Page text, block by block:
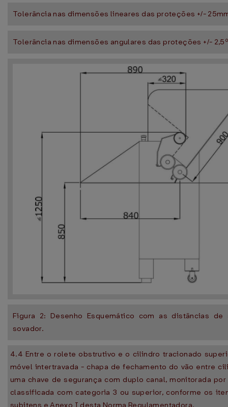
Tolerância nas dimensões lineares das proteções +/-
Tolerância nas dimensões angulares das proteções +/-
Figura 2: Desenho Esquemático com as distâncias
sovador.
4.4 Entre o rolete obstrutivo e o cilindro tracionado
móvel intertravada - chapa de fechamento do vão entre
uma chave de segurança com duplo canal, monitorada
classificada com categoria 3 ou superior, conforme os